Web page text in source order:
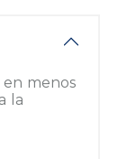
en menos
la